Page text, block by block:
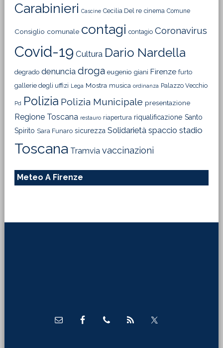
Carabinieri Cascine Cecilia Del re cinema Comune
Consiglio comunale contagi contagio Coronavirus
Covid-19 Cultura Dario Nardella
degrado denuncia droga eugenio giani Firenze furto
gallerie degli uffizi Lega Mostra musica ordinanza Palazzo Vecchio
Pd Polizia Polizia Municipale presentazione
Regione Toscana restauro riapertura riqualificazione Santo
Spirito Sara Funaro sicurezza Solidarietà spaccio stadio
Toscana Tramvia vaccinazioni
Meteo A Firenze